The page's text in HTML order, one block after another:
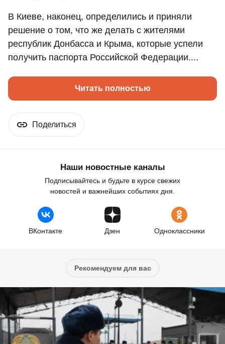
В Киеве, наконец, определились и приняли
решение о том, что же делать с жителями
республик Донбасса и Крыма, которые успели
получить паспорта Российской Федерации....
Читать полностью
Поделиться
Наши новостные каналы
Подписывайтесь и будьте в курсе свежих
новостей и важнейших событиях дня.
ВКонтакте Дзен Одноклассники
Рекомендуем для вас